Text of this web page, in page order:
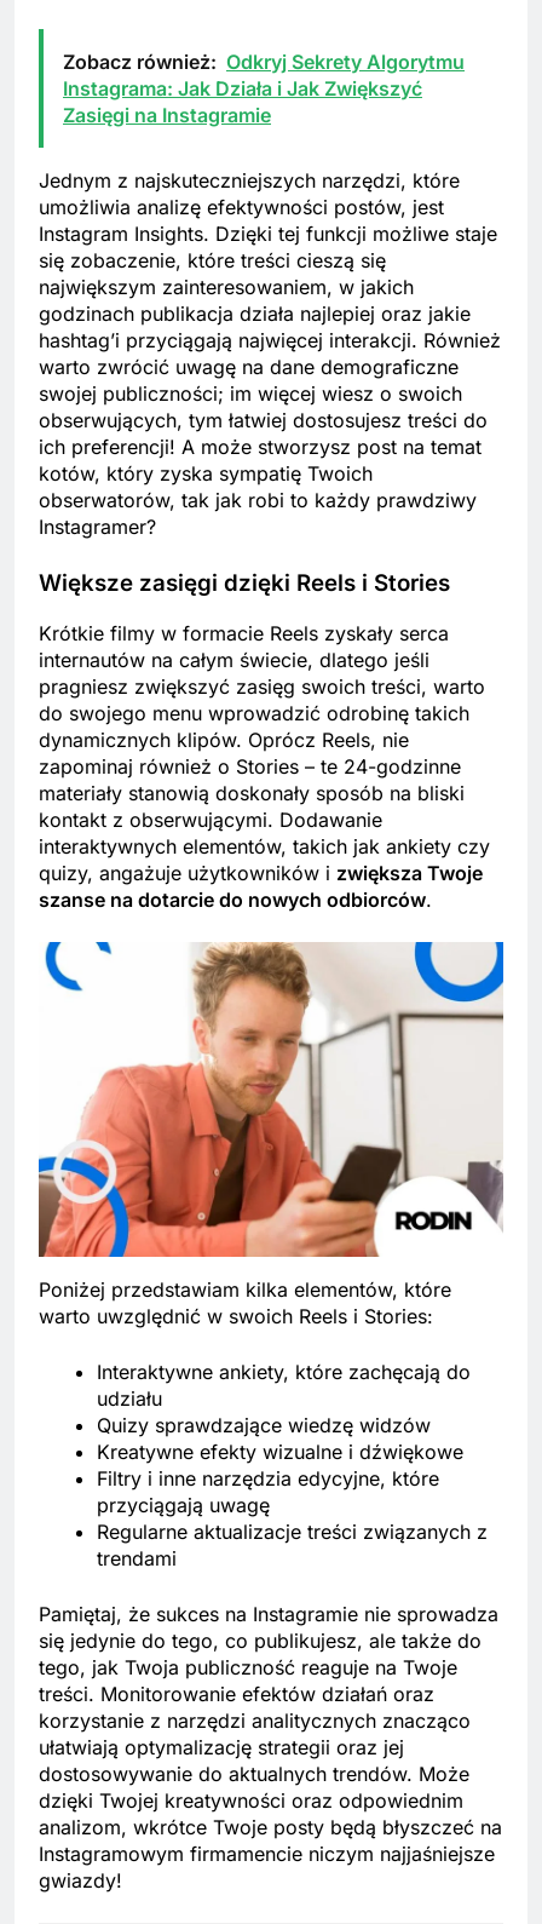
Zobacz również: Odkryj Sekrety Algorytmu
Instagrama: Jak Działa i Jak Zwiększyć
Zasięgi na Instagramie
Jednym z najskuteczniejszych narzędzi, które
umożliwia analizę efektywności postów, jest
Instagram Insights. Dzięki tej funkcji możliwe staje
się zobaczenie, które treści cieszą się
największym zainteresowaniem, w jakich
godzinach publikacja działa najlepiej oraz jakie
hashtag’i przyciągają najwięcej interakcji. Również
warto zwrócić uwagę na dane demograficzne
swojej publiczności; im więcej wiesz o swoich
obserwujących, tym łatwiej dostosujesz treści do
ich preferencji! A może stworzysz post na temat
kotów, który zyska sympatię Twoich
obserwatorów, tak jak robi to każdy prawdziwy
Instagramer?
Większe zasięgi dzięki Reels i Stories
Krótkie filmy w formacie Reels zyskały serca
internautów na całym świecie, dlatego jeśli
pragniesz zwiększyć zasięg swoich treści, warto
do swojego menu wprowadzić odrobinę takich
dynamicznych klipów. Oprócz Reels, nie
zapominaj również o Stories – te 24-godzinne
materiały stanowią doskonały sposób na bliski
kontakt z obserwującymi. Dodawanie
interaktywnych elementów, takich jak ankiety czy
quizy, angażuje użytkowników i zwiększa Twoje
szanse na dotarcie do nowych odbiorców.
Poniżej przedstawiam kilka elementów, które
warto uwzględnić w swoich Reels i Stories:
Interaktywne ankiety, które zachęcają do
udziału
Quizy sprawdzające wiedzę widzów
Kreatywne efekty wizualne i dźwiękowe
Filtry i inne narzędzia edycyjne, które
przyciągają uwagę
Regularne aktualizacje treści związanych z
trendami
Pamiętaj, że sukces na Instagramie nie sprowadza
się jedynie do tego, co publikujesz, ale także do
tego, jak Twoja publiczność reaguje na Twoje
treści. Monitorowanie efektów działań oraz
korzystanie z narzędzi analitycznych znacząco
ułatwiają optymalizację strategii oraz jej
dostosowywanie do aktualnych trendów. Może
dzięki Twojej kreatywności oraz odpowiednim
analizom, wkrótce Twoje posty będą błyszczeć na
Instagramowym firmamencie niczym najjaśniejsze
gwiazdy!